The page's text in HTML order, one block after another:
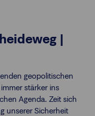
|
geopolitischen
stärker ins
Agenda. Zeit sich
unserer Sicherheit